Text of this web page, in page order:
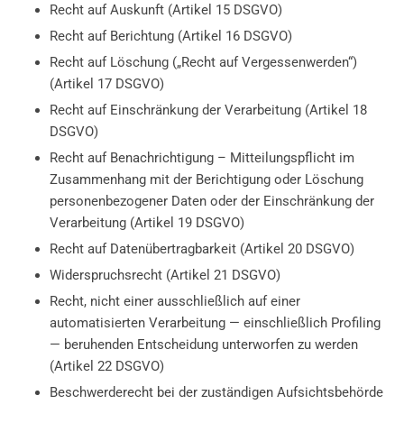
Recht auf Auskunft (Artikel 15 DSGVO)
Recht auf Berichtung (Artikel 16 DSGVO)
Recht auf Löschung („Recht auf Vergessenwerden“)
(Artikel 17 DSGVO)
Recht auf Einschränkung der Verarbeitung (Artikel 18
DSGVO)
Recht auf Benachrichtigung – Mitteilungspflicht im
Zusammenhang mit der Berichtigung oder Löschung
personenbezogener Daten oder der Einschränkung der
Verarbeitung (Artikel 19 DSGVO)
Recht auf Datenübertragbarkeit (Artikel 20 DSGVO)
Widerspruchsrecht (Artikel 21 DSGVO)
Recht, nicht einer ausschließlich auf einer
automatisierten Verarbeitung — einschließlich Profiling
— beruhenden Entscheidung unterworfen zu werden
(Artikel 22 DSGVO)
Beschwerderecht bei der zuständigen Aufsichtsbehörde